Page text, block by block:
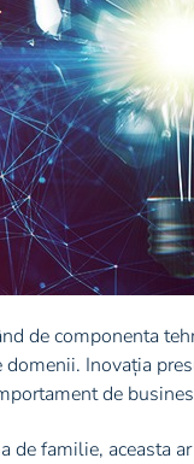
de componenta
Inovația
de
de familie, aceasta